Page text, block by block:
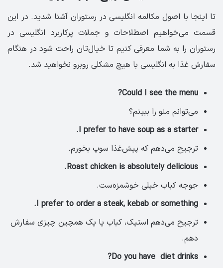
تا اینجا با اصول مکالمه انگلیسی در رستوران آشنا شدید. در این
قسمت می‌خواهیم اصطلاحات و جملات پرکاربرد انگلیسی در
رستوران را به شما معرفی کنیم تا خیال‌تان راحت شود در هنگام
سفارش غذا به انگلیسی با هیچ مشکلی روبرو نخواهید شد.
Could I see the menu?
می‌توانم منو را ببینم؟
I prefer to have soup as a starter.
ترجیح می‌دهم که پیش‌غذا سوپ بخورم.
Roast chicken is absolutely delicious.
جوجه کباب خیلی خوشمزه‌ست.
I prefer to order a steak, kebab or something.
ترجیح می‌دهم استیک، کباب یا یک همچین چیزی سفارش
دهم.
Do you have diet drinks?